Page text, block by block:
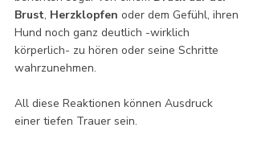
Brust, Herzklopfen oder dem Gefühl, ihren
Hund noch ganz deutlich -wirklich
körperlich- zu hören oder seine Schritte
wahrzunehmen.
All diese Reaktionen können Ausdruck
einer tiefen Trauer sein.